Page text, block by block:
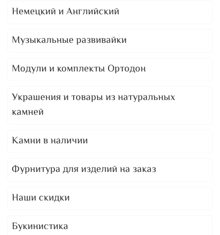
Немецкий и Английский
Музыкальные развивайки
Модули и комплекты Ортодон
Украшения и товары из натуральных
камней
Камни в наличии
Фурнитура для изделий на заказ
Наши скидки
Букинистика